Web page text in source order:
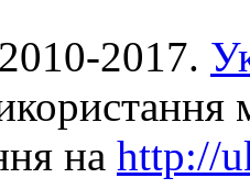
2017.
на http://